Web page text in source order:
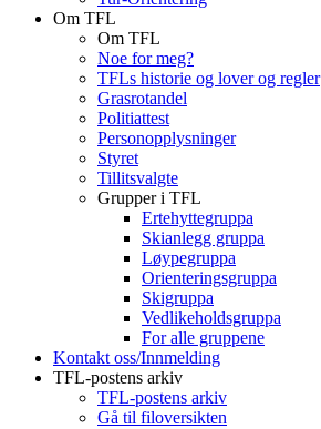
Om TFL
Om TFL
Noe for meg?
TFLs historie og lover og regler
Grasrotandel
Politiattest
Personopplysninger
Styret
Tillitsvalgte
Grupper i TFL
Ertehyttegruppa
Skianlegg gruppa
Løypegruppa
Orienteringsgruppa
Skigruppa
Vedlikeholdsgruppa
For alle gruppene
Kontakt oss/Innmelding
TFL-postens arkiv
TFL-postens arkiv
Gå til filoversikten